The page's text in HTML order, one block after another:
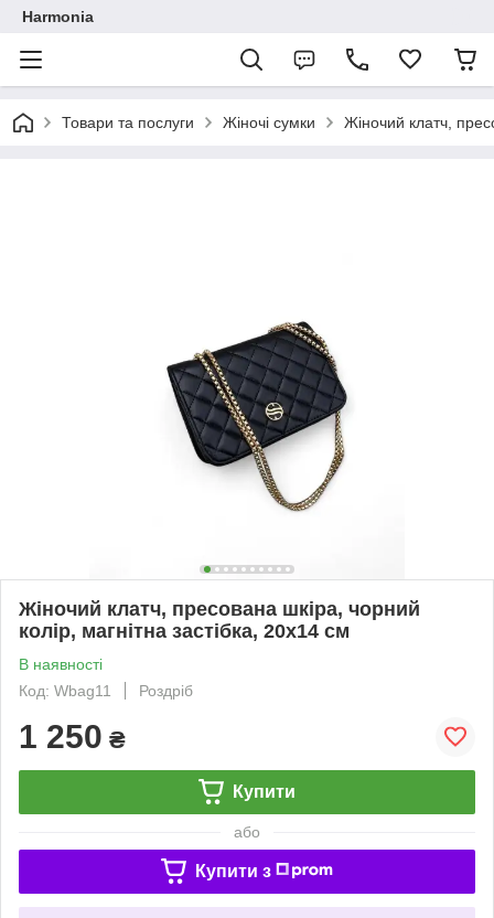
Harmonia
Товари та послуги Жіночі сумки Жіночий клатч,
Жіночий клатч, пресована шкіра, чорний
колір, магнітна застібка, 20x14 см
В наявності
Код: Wbag11
Роздріб
1 250 ₴
Купити
або
Купити з